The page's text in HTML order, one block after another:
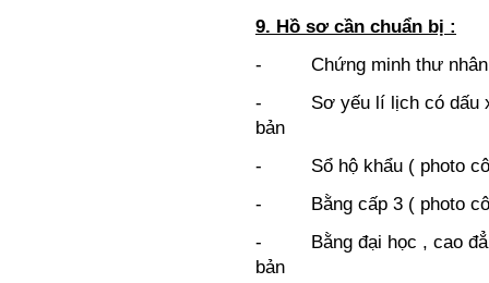
9. Hồ sơ cần chuẩn bị :
- Chứng minh thư nhân
- Sơ yếu lí lịch có dấu
bản
- Sổ hộ khẩu ( photo
- Bằng cấp 3 ( photo
- Bằng đại học , cao
bản